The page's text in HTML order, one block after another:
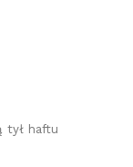
tył haftu